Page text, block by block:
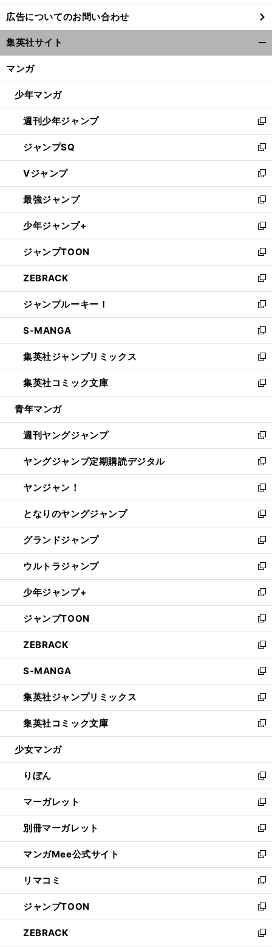
し
い
ウ
ィ
ン
ウ
開
く
広告についてのお問い合わせ
集英社サイト
マンガ
少年マンガ
週刊少年ジャンプ
新
し
い
ウ
ィ
ン
ド
ウ
で
開
く
ジャンプSQ
新
し
い
ウ
ィ
ン
ド
ウ
で
開
く
Vジャンプ
新
し
い
ウ
ィ
ン
ド
ウ
で
開
く
最強ジャンプ
新
し
い
ウ
ィ
ン
ド
ウ
で
開
く
少年ジャンプ+
新
し
い
ウ
ィ
ン
ド
ウ
で
開
く
ジャンプTOON
新
し
い
ウ
ィ
ン
ド
ウ
で
開
く
ZEBRACK
新
し
い
ウ
ィ
ン
ド
ウ
で
開
ジャンプルーキー！
新
し
い
ウ
ィ
ン
ド
ウ
開
く
S-MANGA
新
し
い
ウ
ィ
ン
ウ
で
開
く
集英社ジャンプリミックス
新
し
い
ウ
ン
ド
ウ
で
開
く
集英社コミック文庫
新
し
ウ
ィ
ン
ド
ウ
で
開
く
青年マンガ
週刊ヤングジャンプ
新
し
い
ウ
ィ
ン
ド
ウ
で
開
く
ヤングジャンプ定期購読デジタル
新
し
い
ウ
ィ
ン
ド
ウ
で
開
く
ヤンジャン！
新
し
い
ウ
ィ
ン
ド
ウ
で
開
く
となりのヤングジャンプ
新
し
い
ウ
ィ
ン
ド
ウ
で
開
く
グランドジャンプ
新
し
い
ウ
ィ
ン
ド
ウ
で
開
く
ウルトラジャンプ
新
し
い
ウ
ィ
ン
ド
ウ
で
開
く
少年ジャンプ+
新
し
い
ウ
ィ
ン
ド
ウ
で
開
く
ジャンプTOON
新
し
い
ウ
ィ
ン
ド
ウ
で
開
ZEBRACK
新
し
い
ウ
ィ
ン
ド
ウ
開
く
S-MANGA
新
し
い
ウ
ィ
ン
ウ
で
開
く
集英社ジャンプリミックス
新
し
い
ウ
ン
ド
ウ
で
開
く
集英社コミック文庫
新
し
ウ
ィ
ン
ド
ウ
で
開
く
少女マンガ
りぼん
新
し
い
ウ
ィ
ン
ド
ウ
で
開
く
マーガレット
新
し
い
ウ
ィ
ン
ド
ウ
で
開
く
別冊マーガレット
新
し
い
ウ
ィ
ン
ド
ウ
で
マンガMee公式サイト
新
し
い
ウ
ィ
ン
ド
リマコミ
新
し
い
ウ
ィ
ジャンプTOON
新
し
い
ZEBRACK
新